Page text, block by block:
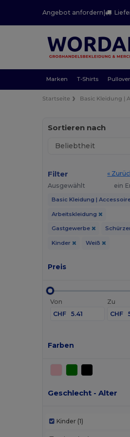
Angebot anfordern |
Marken T-Shirts
Startseite Basic Kleidung |
Sortieren nach
Filter
«
Ausgewählt
ein
Basic Kleidung |
Arbeitskleidung
Gastgewerbe
Kinder Weiß
Preis
Von
CHF
Zu
CHF
Farben
Geschlecht - Alter
Kinder (1)